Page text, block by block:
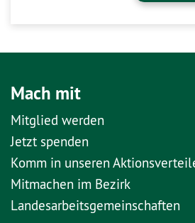
Mach mit
Mitglied werden
Jetzt spenden
Komm in unseren
Mitmachen im Bezirk
Landesarbeitsgemeinschaften